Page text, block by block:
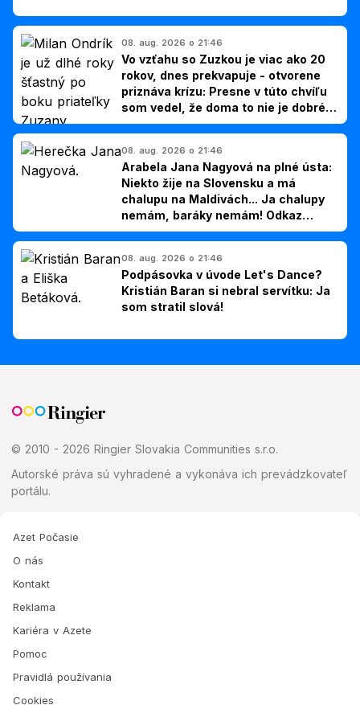
08. aug. 2026 o 21:46
Vo vzťahu so Zuzkou je viac ako 20
rokov, dnes prekvapuje - otvorene
priznáva krízu: Presne v túto chvíľu
som vedel, že doma to nie je dobré,
hovorí Milan Ondrík
08. aug. 2026 o 21:46
Arabela Jana Nagyová na plné ústa:
Niekto žije na Slovensku a má
chalupu na Maldivách... Ja chalupy
nemám, baráky nemám! Odkaz
Slovákom
08. aug. 2026 o 21:46
Podpásovka v úvode Let's Dance?
Kristián Baran si nebral servítku: Ja
som stratil slová!
© 2010 - 2026 Ringier Slovakia Communities s.r.o.
Autorské práva sú vyhradené a vykonáva ich prevádzkovateľ
portálu.
Azet Počasie
O nás
Kontakt
Reklama
Kariéra v Azete
Pomoc
Pravidlá používania
Cookies